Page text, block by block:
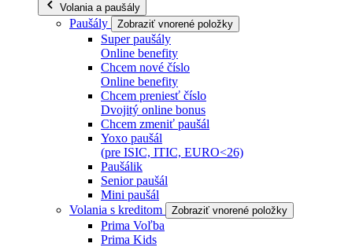
Volania a paušály
Paušály Zobraziť vnorené položky
Super paušály
Online benefity
Chcem nové číslo
Online benefity
Chcem preniesť číslo
Dvojitý online bonus
Chcem zmeniť paušál
Yoxo paušál
(pre ISIC, ITIC, EURO<26)
Paušálik
Senior paušál
Mini paušál
Volania s kreditom
Zobraziť vnorené položky
Prima Voľba
Prima Kids